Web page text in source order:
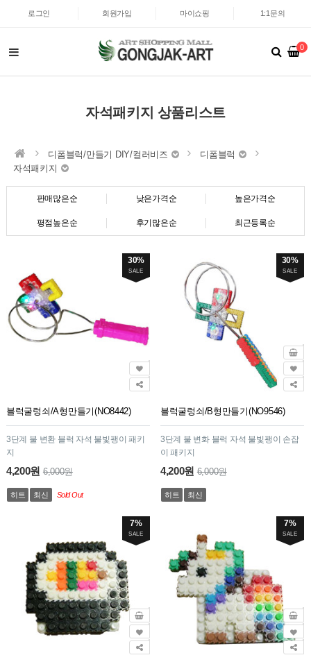
로그인 회원가입 마이쇼핑 1:1문의
0
자석패키지 상품리스트
디폼블럭/만들기 DIY/컬러비즈
디폼블럭
자석패키지
판매많은순 낮은가격순 높은가격순
평점높은순 후기많은순 최근등록순
30%
SALE
블럭굴렁쇠/A형만들기(NO8442)
3단계 불 변환 블럭 자석 불빛팽이 패키
지
4,200원 6,000원
히트 최신 Sold Out
30%
SALE
블럭굴렁쇠/B형만들기(NO9546)
3단계 불 변화 블럭 자석 불빛팽이 손잡
이 패키지
4,200원6,000원
히트 최신
7%
SALE
7%
SALE